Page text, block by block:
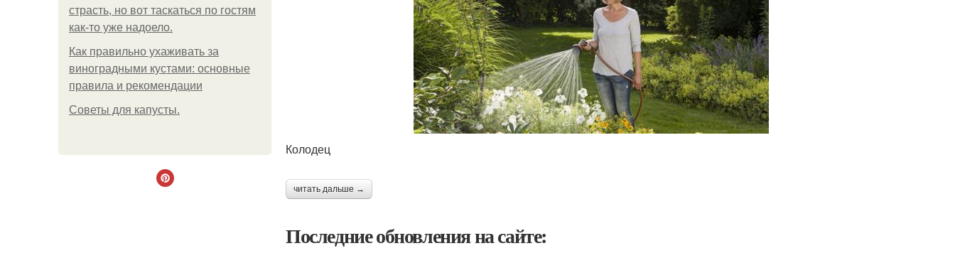
страсть, но вот таскаться по гостям
как-то уже надоело.
Как правильно ухаживать за
виноградными кустами: основные
правила и рекомендации
Советы для капусты.
Колодец
читать дальше →
Последние обновления на сайте: